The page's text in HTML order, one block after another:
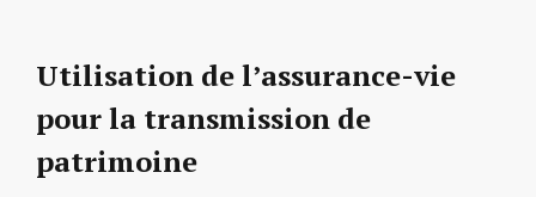
Utilisation de l’assurance-vie
pour la transmission de
patrimoine